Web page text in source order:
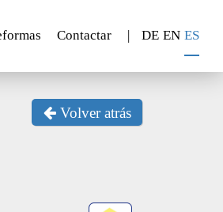
Contactar | DE EN ES
Volver atrás